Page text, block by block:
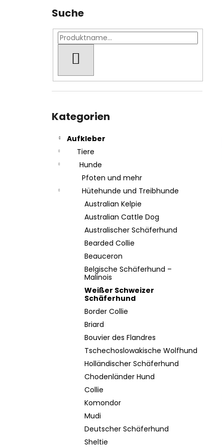
Suche
überspringen
Kategorien
Aufkleber
Tiere
Hunde
Pfoten und mehr
Hütehunde und Treibhunde
Australian Kelpie
Australian Cattle Dog
Australischer Schäferhund
Bearded Collie
Beauceron
Belgische Schäferhund –
Malinois
Weißer Schweizer
Schäferhund
Border Collie
Briard
Bouvier des Flandres
Tschechoslowakische Wolfhund
Holländischer Schäferhund
Chodenländer Hund
Collie
Komondor
Mudi
Deutscher Schäferhund
Sheltie